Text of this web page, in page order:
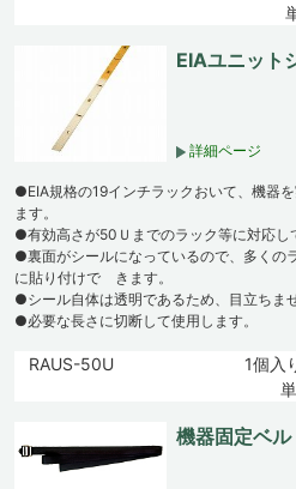
EIAユニット
詳細ページ
●EIA規格の19インチラックおいて、機器
ます。
●有効高さが50Ｕまでのラック等に対応し
●裏面がシールになっているので、多くの
に貼り付けで きます。
●シール自体は透明であるため、目立ちませ
●必要な長さに切断して使用します。
RAUS-50U
1個入
機器固定ベ